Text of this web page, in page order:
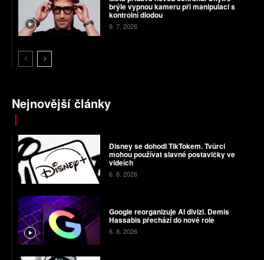
brýle vypnou kameru při manipulaci s
kontrolní diodou
9. 7. 2026
Nejnovější články
Disney se dohodl TikTokem. Tvůrci
mohou používat slavné postavičky ve
videích
6. 8. 2026
Google reorganizuje AI divizi. Demis
Hassabis přechází do nové role
6. 8. 2026